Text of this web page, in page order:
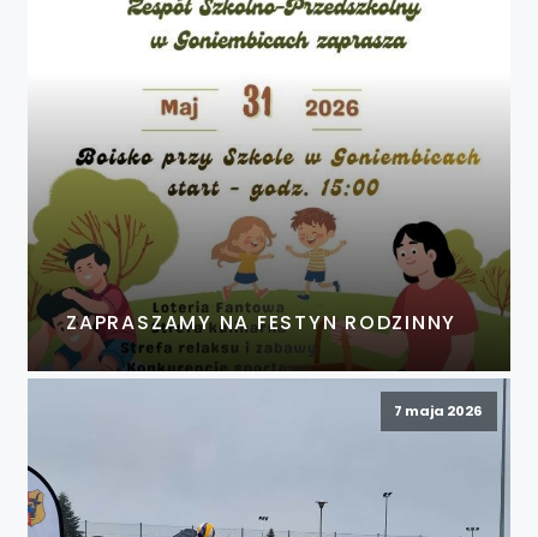
ZAPRASZAMY NA FESTYN RODZINNY
7 maja 2026